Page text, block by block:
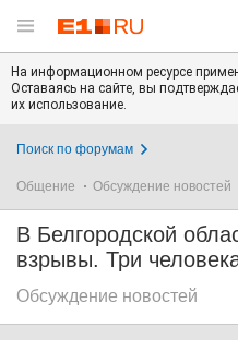
На информационном ресурсе
Оставаясь на сайте, вы
их использование.
Поиск по форумам
Общение Обсуждение новостей
В Белгородской
взрывы. Три
Обсуждение новостей